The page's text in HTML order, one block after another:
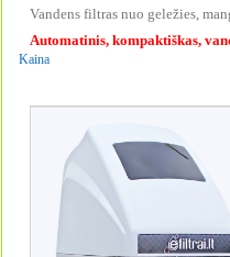
Vandens filtras nuo geležies,
Automatinis, kompaktiškas,
Kaina